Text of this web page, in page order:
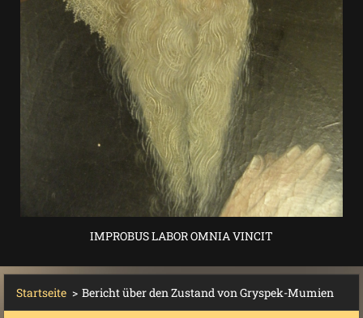
IMPROBUS LABOR OMNIA VINCIT
Startseite > Bericht über den Zustand von Gryspek-Mumien